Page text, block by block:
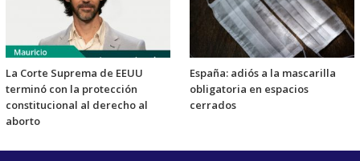
La Corte Suprema de EEUU
terminó con la protección
constitucional al derecho al
aborto
España: adiós a la mascarilla
obligatoria en espacios
cerrados